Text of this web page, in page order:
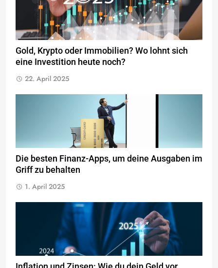
Gold, Krypto oder Immobilien? Wo lohnt sich
eine Investition heute noch?
22. April 2025
Die besten Finanz-Apps, um deine Ausgaben im
Griff zu behalten
1. April 2025